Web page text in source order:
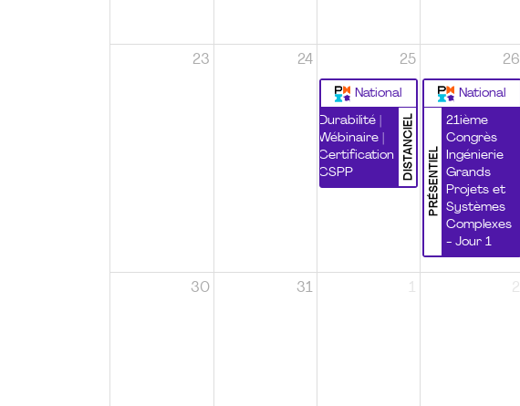
23 24 25
National
DISTANCIEL
Durabilité |
Wébinaire |
Certification
CSPP
26
National
PRÉSENTIEL
21ième
Congrès
Ingénierie
Grands
Projets et
Systèmes
Complexes
- Jour 1
30 31 1 2